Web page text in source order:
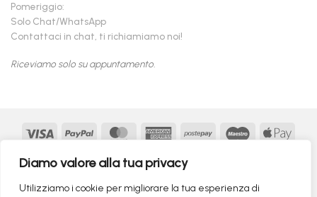
Diamo valore alla tua privacy
Utilizziamo i cookie per migliorare la tua esperienza di
Pomeriggio:
Solo Chat/WhatsApp
Contattaci in chat, ti richiamiamo noi!
Riceviamo solo su appuntamento.
Visa PayPal MasterCardAmericanPostepay Maestro
Google
MasterCardKlarna
Copyright 2026 © flashmac® - MONOFASE SRL - P.IVA: